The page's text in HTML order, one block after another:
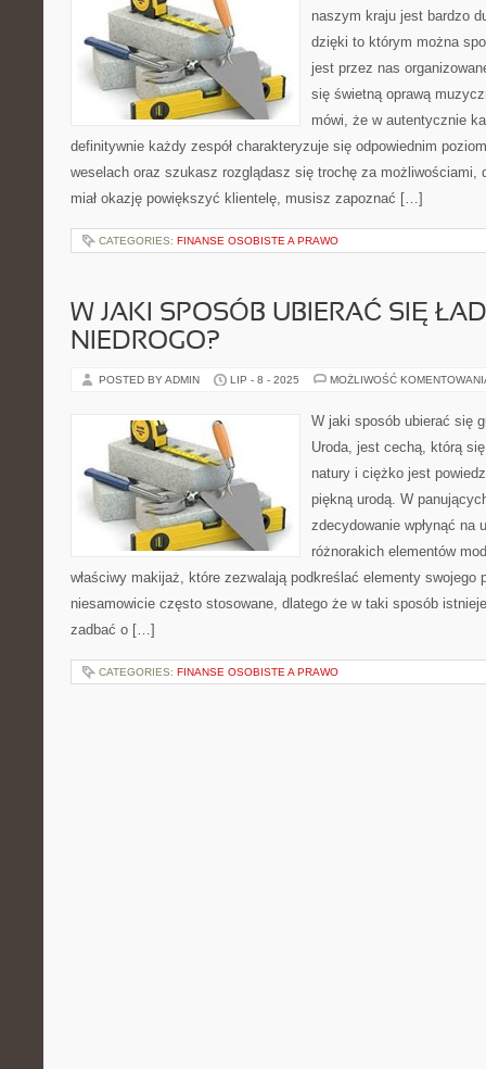
naszym kraju jest bardzo
dzięki to którym można
jest przez nas
się świetną oprawą
mówi, że w autentycznie
definitywnie każdy zespół charakteryzuje się odpowiednim
weselach oraz szukasz rozglądasz się trochę za możliwościami,
miał okazję powiększyć klientelę, musisz zapoznać […]
CATEGORIES: FINANSE OSOBISTE A PRAWO
W JAKI SPOSÓB UBIERAĆ SIĘ
NIEDROGO?
POSTED BY ADMIN LIP - 8 - 2025 MOŻLIWOŚĆ
W jaki sposób ubierać się
Uroda, jest cechą, którą
natury i ciężko jest
piękną urodą. W
zdecydowanie wpłynąć na
różnorakich elementów
właściwy makijaż, które zezwalają podkreślać elementy swojego
niesamowicie często stosowane, dlatego że w taki sposób
zadbać o […]
CATEGORIES: FINANSE OSOBISTE A PRAWO